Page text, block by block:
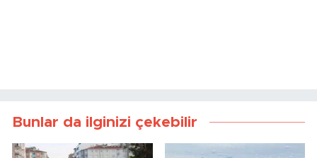
Bunlar da ilginizi çekebilir